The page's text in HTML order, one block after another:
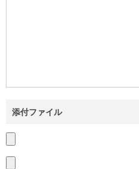
添付ファイル